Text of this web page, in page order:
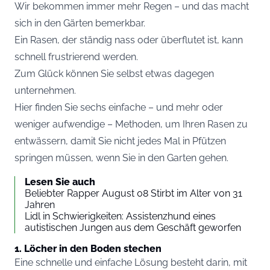
Wir bekommen immer mehr Regen – und das macht
sich in den Gärten bemerkbar.
Ein Rasen, der ständig nass oder überflutet ist, kann
schnell frustrierend werden.
Zum Glück können Sie selbst etwas dagegen
unternehmen.
Hier finden Sie sechs einfache – und mehr oder
weniger aufwendige – Methoden, um Ihren Rasen zu
entwässern, damit Sie nicht jedes Mal in Pfützen
springen müssen, wenn Sie in den Garten gehen.
Lesen Sie auch
Beliebter Rapper August 08 Stirbt im Alter von 31
Jahren
Lidl in Schwierigkeiten: Assistenzhund eines
autistischen Jungen aus dem Geschäft geworfen
1. Löcher in den Boden stechen
Eine schnelle und einfache Lösung besteht darin, mit